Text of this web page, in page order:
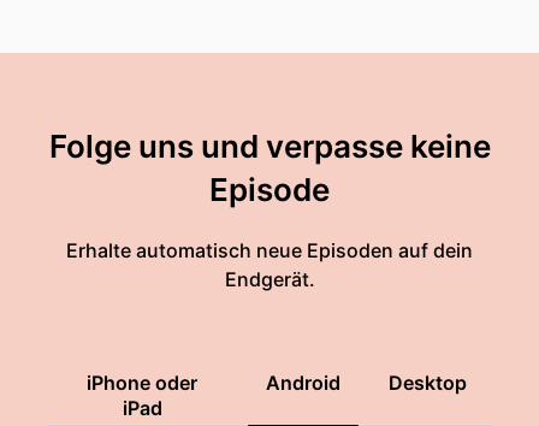
Folge uns und verpasse keine
Episode
Erhalte automatisch neue Episoden auf dein
Endgerät.
iPhone oder
iPad
Android Desktop